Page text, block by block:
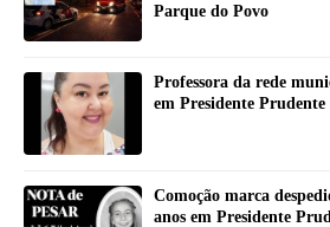
Parque do Povo
Professora da rede
em Presidente Prudente
Comoção marca
anos em Presidente